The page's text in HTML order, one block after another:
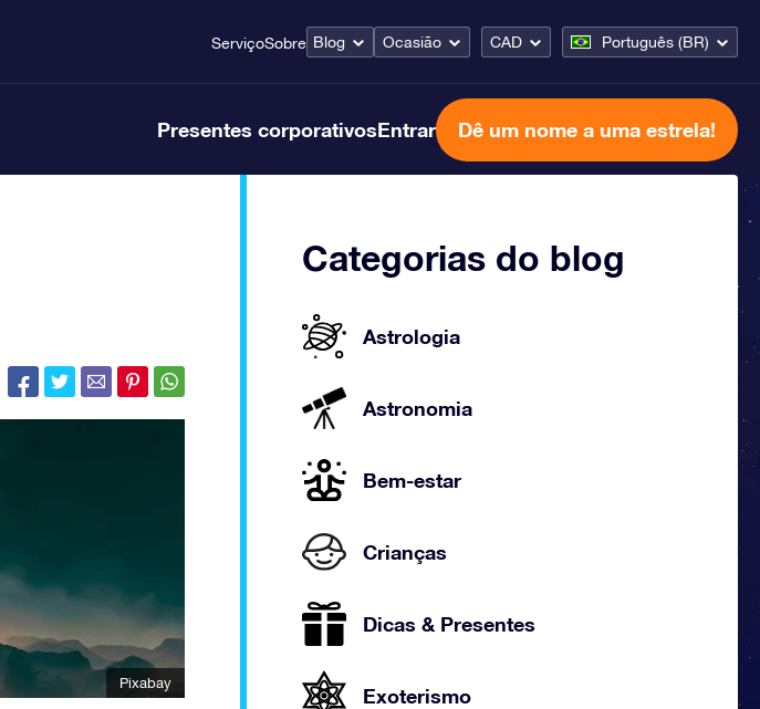
ServiçoSobre Blog Ocasião CAD Português (BR)
Presentes corporativosEntrar Dê um nome a uma estrela!
Pixabay
Categorias do blog
Astrologia
Astronomia
Bem-estar
Crianças
Dicas & Presentes
Exoterismo